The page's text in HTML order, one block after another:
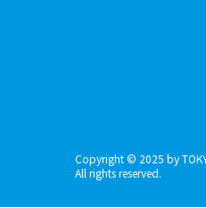
Copyright © 2025 by
All rights reserved.